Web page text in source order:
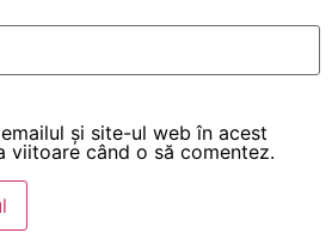
și site-ul web în acest
viitoare când o să comentez.